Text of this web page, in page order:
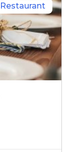
Restaurant